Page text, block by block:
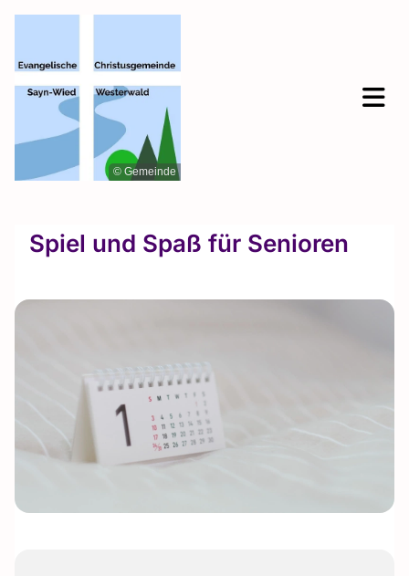
© Gemeinde
Spiel und Spaß für Senioren